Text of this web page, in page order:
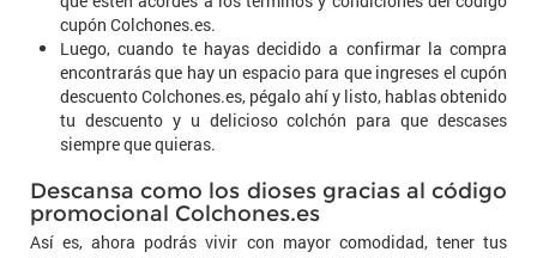
cupón Colchones.es.
Luego, cuando te hayas decidido a confirmar la compra
encontrarás que hay un espacio para que ingreses el cupón
descuento Colchones.es, pégalo ahí y listo, hablas obtenido
tu descuento y u delicioso colchón para que descases
siempre que quieras.
Descansa como los dioses gracias al código
promocional Colchones.es
Así es, ahora podrás vivir con mayor comodidad, tener tus